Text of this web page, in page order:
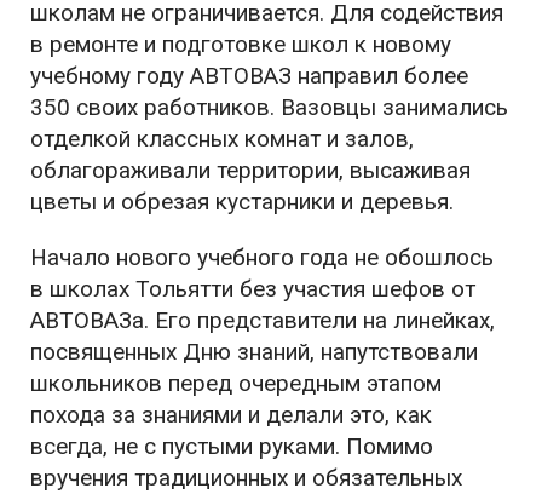
школам не ограничивается. Для содействия
в ремонте и подготовке школ к новому
учебному году АВТОВАЗ направил более
350 своих работников. Вазовцы занимались
отделкой классных комнат и залов,
облагораживали территории, высаживая
цветы и обрезая кустарники и деревья.
Начало нового учебного года не обошлось
в школах Тольятти без участия шефов от
АВТОВАЗа. Его представители на линейках,
посвященных Дню знаний, напутствовали
школьников перед очередным этапом
похода за знаниями и делали это, как
всегда, не с пустыми руками. Помимо
вручения традиционных и обязательных